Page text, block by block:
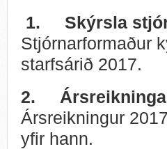
1. Skýrsla
Stjórnarformaður
starfsárið 2017.
2.
Ársreikningur
yfir hann.